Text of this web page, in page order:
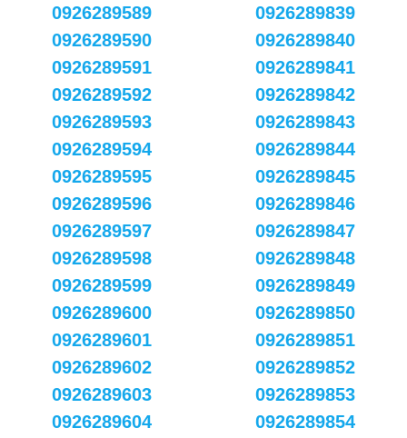
0926289589
0926289590
0926289591
0926289592
0926289593
0926289594
0926289595
0926289596
0926289597
0926289598
0926289599
0926289600
0926289601
0926289602
0926289603
0926289604
0926289839
0926289840
0926289841
0926289842
0926289843
0926289844
0926289845
0926289846
0926289847
0926289848
0926289849
0926289850
0926289851
0926289852
0926289853
0926289854